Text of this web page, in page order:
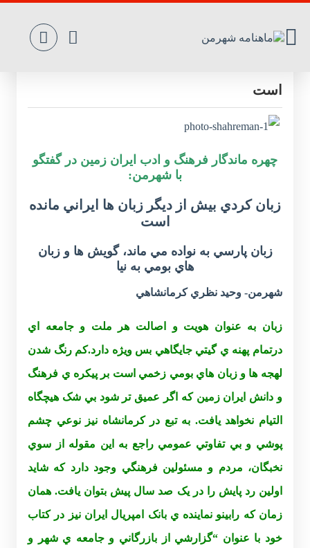
زبان کردي بيش از ديگر زبان ها ايراني مانده
است
چهره ماندگار فرهنگ و ادب ايران زمين در گفتگو
با شهرمن:
زبان کردي بيش از ديگر زبان ها ايراني مانده
است
زبان پارسي به نواده مي ماند، گويش ها و زبان
هاي بومي به نيا
شهرمن- وحيد نظري کرمانشاهي
زبان به عنوان هويت و اصالت هر ملت و جامعه اي
درتمام پهنه ي گيتي جايگاهي بس ويژه دارد.کم رنگ شدن
لهجه ها و زبان هاي بومي زخمي است بر پيکره ي فرهنگ
و دانش ايران زمين که اگر عميق تر شود بي شک هيچگاه
التيام نخواهد يافت. به تبع در کرمانشاه نيز نوعي چشم
پوشي و بي تفاوتي عمومي راجع به اين مقوله از سوي
نخبگان، مردم و مسئولين فرهنگي وجود دارد که شايد
اولين رد پايش را در يک صد سال پيش بتوان يافت. همان
زمان که رابينو نماينده ي بانک امپريال ايران نيز در کتاب
خود با عنوان “گزارشي از بازرگاني و جامعه ي شهر و